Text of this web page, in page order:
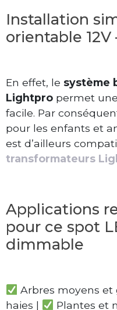
Installation
orientable
En effet, le système
Lightpro permet
facile. Par
pour les enfants et
est d’ailleurs
transformateurs
Applications
pour ce spot
dimmable
Arbres moyens et
haies |
Plantes et